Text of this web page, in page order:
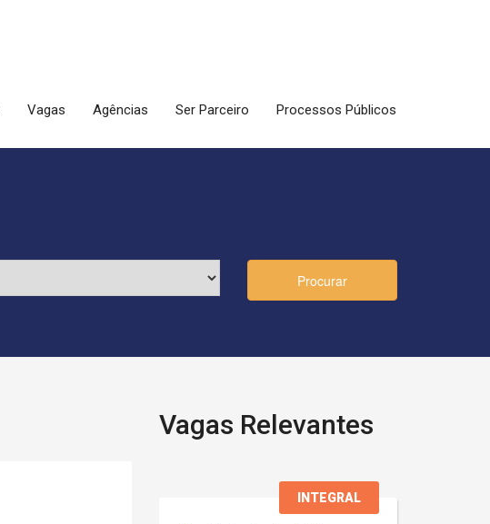
Vagas Agências Ser Parceiro Processos Públicos
Procurar
Vagas Relevantes
INTEGRAL